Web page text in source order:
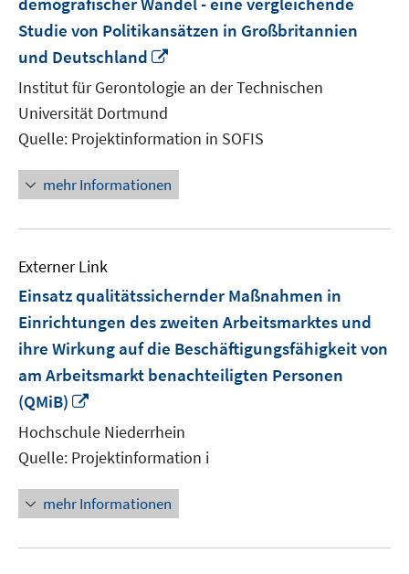
Studie von Politikansätzen in Großbritannien
und Deutschland
neuem
Fenster
Institut für Gerontologie an der Technischen
Universität Dortmund
Quelle: Projektinformation in SOFIS
mehr Informationen
Externer Link
Einsatz qualitätssichernder Maßnahmen in
Einrichtungen des zweiten Arbeitsmarktes und
ihre Wirkung auf die Beschäftigungsfähigkeit von
am Arbeitsmarkt benachteiligten Personen
(QMiB)
neuem
Fenster
öffnen
Hochschule Niederrhein
Quelle: Projektinformation i
mehr Informationen